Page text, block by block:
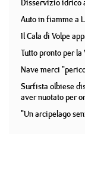
Disservizio idrico
Auto in fiamme a
Il Cala di Volpe
Tutto pronto per la
Nave merci
Surfista olbiese
aver nuotato per
"Un arcipelago